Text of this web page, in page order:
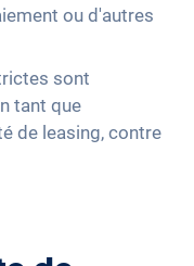
ou d'autres
sont
tant que
de leasing, contre